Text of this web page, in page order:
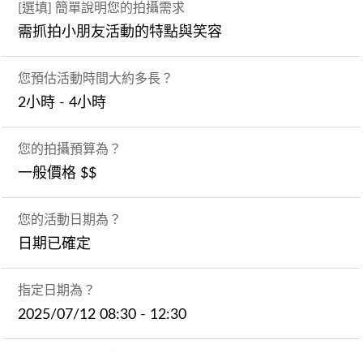
[選填] 簡單說明您的拍攝需求
需抓拍小朋友活動的特點與笑容
您預估活動時間大約多長？
2小時 - 4小時
您的拍攝預算為？
一般價格 $$
您的活動日期為？
日期已確定
指定日期為？
2025/07/12 08:30 - 12:30